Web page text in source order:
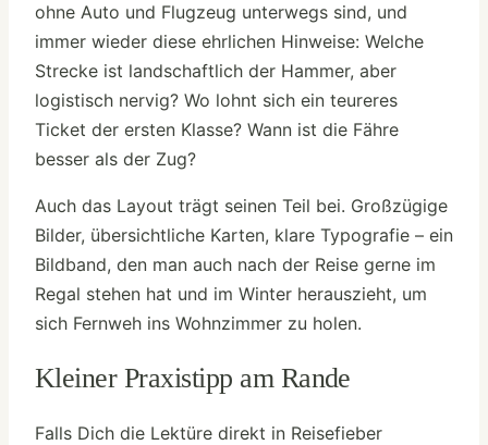
ohne Auto und Flugzeug unterwegs sind, und
immer wieder diese ehrlichen Hinweise: Welche
Strecke ist landschaftlich der Hammer, aber
logistisch nervig? Wo lohnt sich ein teureres
Ticket der ersten Klasse? Wann ist die Fähre
besser als der Zug?
Auch das Layout trägt seinen Teil bei. Großzügige
Bilder, übersichtliche Karten, klare Typografie – ein
Bildband, den man auch nach der Reise gerne im
Regal stehen hat und im Winter herauszieht, um
sich Fernweh ins Wohnzimmer zu holen.
Kleiner Praxistipp am Rande
Falls Dich die Lektüre direkt in Reisefieber